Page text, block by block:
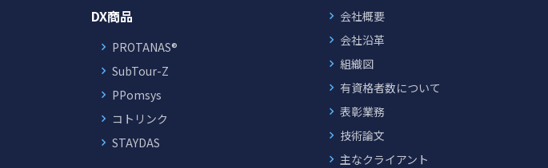
DX商品
PROTANAS®
SubTour-Z
PPomsys
コトリンク
STAYDAS
会社概要
会社沿革
組織図
有資格者数について
表彰業務
技術論文
主なクライアント